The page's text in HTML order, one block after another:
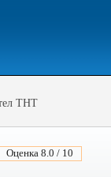
ТНТ
Оценка 8.0 / 10